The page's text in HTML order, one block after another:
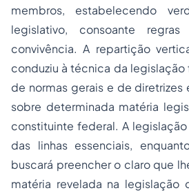
membros, estabelecendo
legislativo, consoante
convivência. A repartição
conduziu à técnica da legislação
de normas geraise de diretrizes
sobre determinada matéria
constituinte federal. A
das linhas essenciais,
buscará preencher o claro que
matéria revelada na legislação